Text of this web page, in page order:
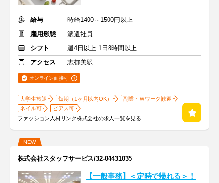
給与
時給1400～1500円以上
雇用形態
派遣社員
シフト
週4日以上 1日8時間以上
アクセス
志都美駅
オンライン面接可
大学生歓迎 短期（1ヶ月以内OK）
副業・Ｗワーク歓迎
ネイル可
ピアス可
ファッション人材リンク株式会社の求人一覧を見る
NEW
株式会社スタッフサービス/32-04431035
【一般事務】＜定時で帰れる＞！